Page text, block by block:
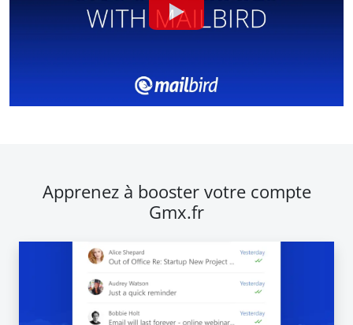
Apprenez à booster votre compte
Gmx.fr